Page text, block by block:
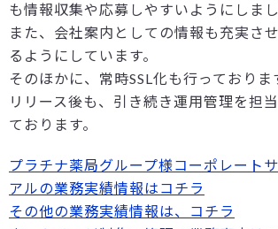
も情報収集や応募しやすいようにしまし
また、会社案内としての情報も充実さ
るようにしています。
そのほかに、常時SSL化も行っておりま
リリース後も、引き続き運用管理を担
ております。
プラチナ薬局グループ様コーポレート
アルの業務実績情報はコチラ
その他の業務実績情報は、コチラ